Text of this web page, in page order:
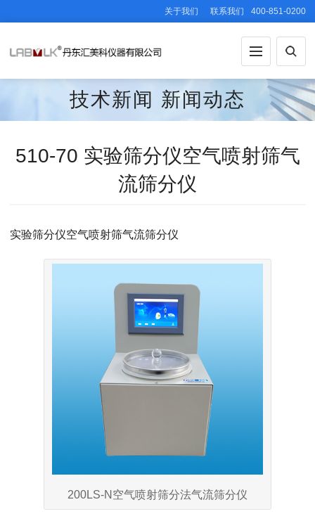
关于我们 联系我们 400-851-0200
技术新闻 新闻动态
510-70 实验筛分仪空气喷射筛气
流筛分仪
实验筛分仪空气喷射筛气流筛分仪
200LS-N空气喷射筛分法气流筛分仪